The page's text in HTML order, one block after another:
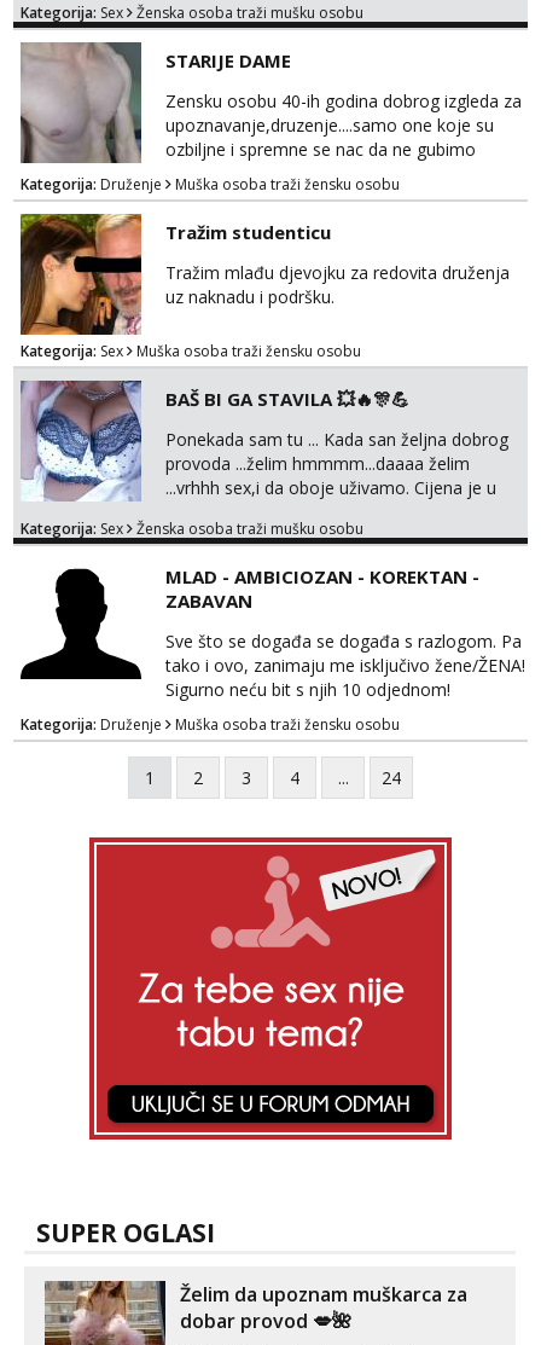
bilo kad i bilo gdje zato se javi što prije da
tamo, cekam te!
Kategorija: Sex Ženska osoba traži mušku osobu
STARIJE DAME
Zensku osobu 40-ih godina dobrog izgleda za
upoznavanje,druzenje....samo one koje su
ozbiljne i spremne se nac da ne gubimo
vrijeme!
Kategorija: Druženje Muška osoba traži žensku osobu
Tražim studenticu
Tražim mlađu djevojku za redovita druženja
uz naknadu i podršku.
Kategorija: Sex Muška osoba traži žensku osobu
BAŠ BI GA STAVILA 💥🔥🎊💪
Ponekada sam tu ... Kada san željna dobrog
provoda ...želim hmmmm...daaaa želim
...vrhhh sex,i da oboje uživamo. Cijena je u
Procjeni jesi li ti taj .?! Ja bi jednog ali
guza ... Javi se 🔥Samo na mail.
Kategorija: Sex Ženska osoba traži mušku osobu
MLAD - AMBICIOZAN - KOREKTAN -
ZABAVAN
Sve što se događa se događa s razlogom. Pa
tako i ovo, zanimaju me isključivo žene/ŽENA!
Sigurno neću bit s njih 10 odjednom!
Kategorija: Druženje Muška osoba traži žensku osobu
1 2 3 4 ... 24
SUPER OGLASI
Želim da upoznam muškarca za
dobar provod 💋🌺